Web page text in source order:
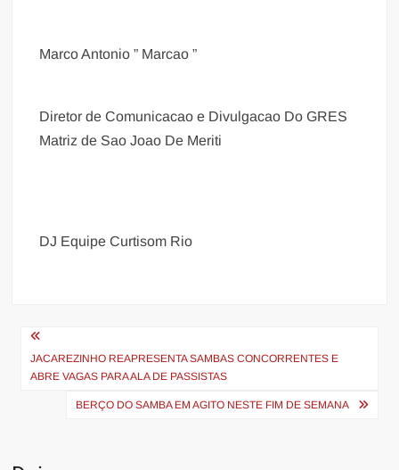
Marco Antonio ” Marcao ”
Diretor de Comunicacao e Divulgacao Do GRES
Matriz de Sao Joao De Meriti
DJ Equipe Curtisom Rio
Navegação
de
JACAREZINHO REAPRESENTA SAMBAS CONCORRENTES E
ABRE VAGAS PARA ALA DE PASSISTAS
BERÇO DO SAMBA EM AGITO NESTE FIM DE SEMANA